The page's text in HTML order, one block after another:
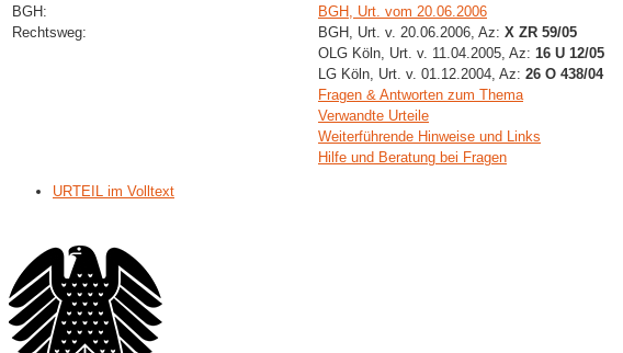
BGH:
BGH, Urt. vom 20.06.2006
Rechtsweg:
BGH, Urt. v. 20.06.2006, Az: X ZR 59/05
OLG Köln, Urt. v. 11.04.2005, Az: 16 U 12/05
LG Köln, Urt. v. 01.12.2004, Az: 26 O 438/04
Fragen & Antworten zum Thema
Verwandte Urteile
Weiterführende Hinweise und Links
Hilfe und Beratung bei Fragen
URTEIL im Volltext